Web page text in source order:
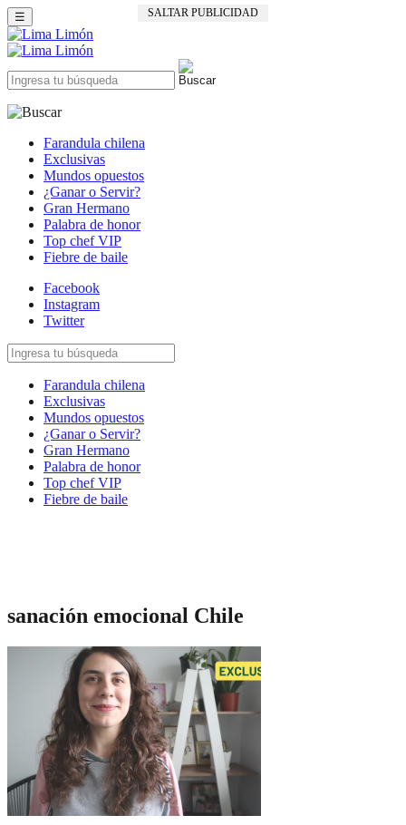
SALTAR PUBLICIDAD
☰
Farandula chilena
Exclusivas
Mundos opuestos
¿Ganar o Servir?
Gran Hermano
Palabra de honor
Top chef VIP
Fiebre de baile
Facebook
Instagram
Twitter
Farandula chilena
Exclusivas
Mundos opuestos
¿Ganar o Servir?
Gran Hermano
Palabra de honor
Top chef VIP
Fiebre de baile
sanación emocional Chile